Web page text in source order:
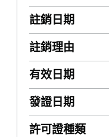
註銷日期
註銷理由
有效日期
發證日期
許可證種類